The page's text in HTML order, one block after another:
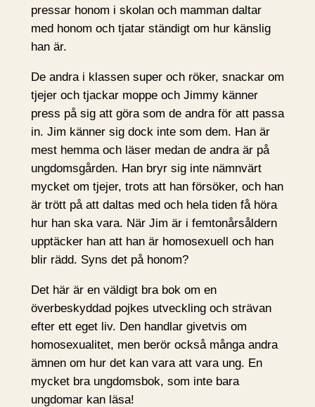
pressar honom i skolan och mamman daltar
med honom och tjatar ständigt om hur känslig
han är.
De andra i klassen super och röker, snackar om
tjejer och tjackar moppe och Jimmy känner
press på sig att göra som de andra för att passa
in. Jim känner sig dock inte som dem. Han är
mest hemma och läser medan de andra är på
ungdomsgården. Han bryr sig inte nämnvärt
mycket om tjejer, trots att han försöker, och han
är trött på att daltas med och hela tiden få höra
hur han ska vara. När Jim är i femtonårsåldern
upptäcker han att han är homosexuell och han
blir rädd. Syns det på honom?
Det här är en väldigt bra bok om en
överbeskyddad pojkes utveckling och strävan
efter ett eget liv. Den handlar givetvis om
homosexualitet, men berör också många andra
ämnen om hur det kan vara att vara ung. En
mycket bra ungdomsbok, som inte bara
ungdomar kan läsa!